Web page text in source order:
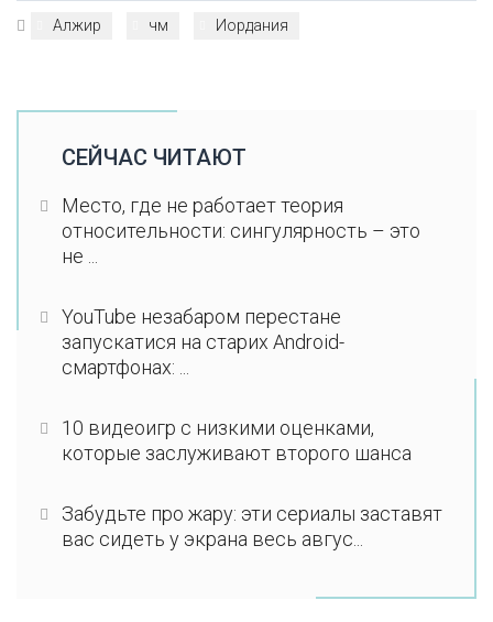
Алжир чм Иордания
СЕЙЧАС ЧИТАЮТ
Место, где не работает теория
относительности: сингулярность – это
не ...
YouTube незабаром перестане
запускатися на старих Android-
смартфонах: ...
10 видеоигр с низкими оценками,
которые заслуживают второго шанса
Забудьте про жару: эти сериалы заставят
вас сидеть у экрана весь авгус...